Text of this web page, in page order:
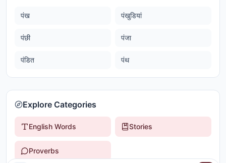
पंख पंखुडियां
पंछी पंजा
पंडित पंथ
Explore Categories
English Words Stories
Proverbs